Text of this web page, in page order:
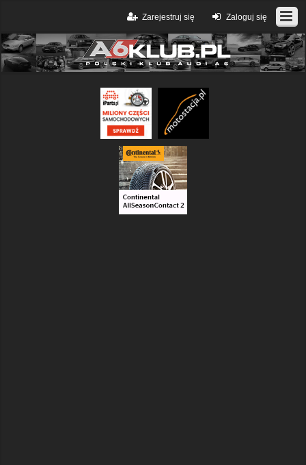
Zaloguj się
Zarejestruj się